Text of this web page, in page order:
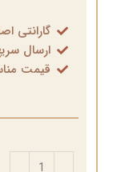
گارانتی
ارسال
قیمت